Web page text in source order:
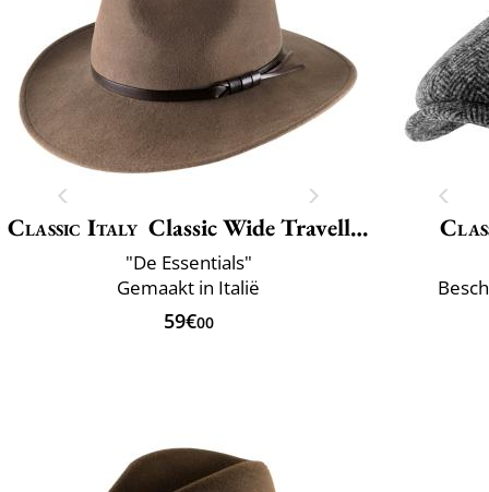
Classic Italy Classic Wide Traveller
"De Essentials"
Gemaakt in Italië
59€00